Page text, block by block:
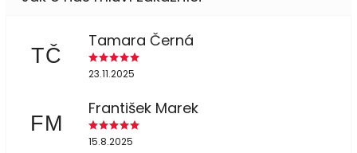
TČ
Tamara Černá
23.11.2025
FM
František Marek
15.8.2025